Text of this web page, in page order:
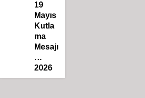
19
Mayıs
Kutla
ma
Mesajı
…
2026